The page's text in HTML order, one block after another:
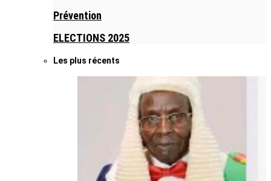
Prévention
ELECTIONS 2025
Les plus récents